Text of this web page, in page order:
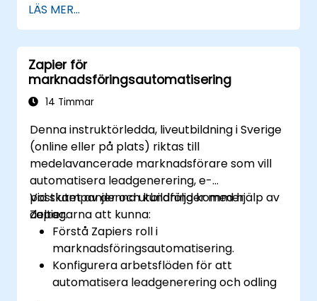
automatisering.
Optimera marknadsförings- och
försäljningsarbetsflöden.
LÄS MER...
Zapier för
marknadsföringsautomatisering
14 Timmar
Denna instruktörledda, liveutbildning i Sverige
(online eller på plats) riktas till
medelavancerade marknadsförare som vill
automatisera leadgenerering, e-
postkampanjer och kundföljder med hjälp av
Zapier.
Vid slutet av denna utbildning kommer
deltagarna att kunna:
Förstå Zapiers roll i
marknadsföringsautomatisering.
Konfigurera arbetsflöden för att
automatisera leadgenerering och odling